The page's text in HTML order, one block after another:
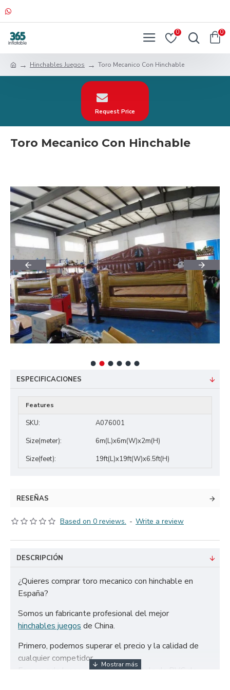
0 0
Hinchables Juegos Toro Mecanico Con Hinchable
Request Price
Toro Mecanico Con Hinchable
ESPECIFICACIONES
Features
SKU:
A076001
Size(meter):
6m(L)x6m(W)x2m(H)
Size(feet):
19ft(L)x19ft(W)x6.5ft(H)
RESEÑAS
Based on 0 reviews. - Write a review
DESCRIPCIÓN
¿Quieres comprar toro mecanico con hinchable en
España?
Somos un fabricante profesional del mejor
hinchables juegos de China.
Primero, podemos superar el precio y la calidad de
cualquier competidor.
En segundo lugar, solo utilizamos tela de PVC de